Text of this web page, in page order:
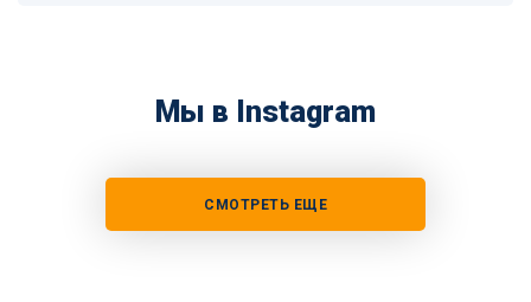
Мы в Instagram
СМОТРЕТЬ ЕЩЕ